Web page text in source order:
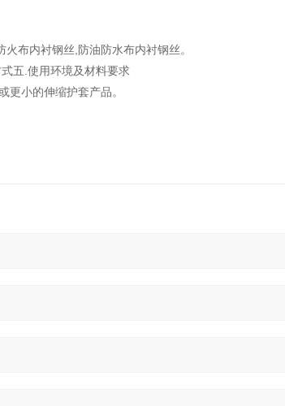
布内衬钢丝,防油防水布内衬钢丝。
五.使用环境及材料要求
小的伸缩护套产品。